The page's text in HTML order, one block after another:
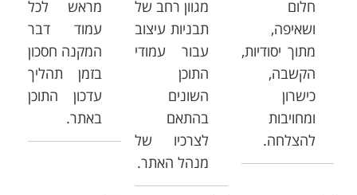
חלום
ושאיפה,
מתוך יסודיות,
הקשבה,
כישרון
ומחויבות
להצלחה.
מגוון רחב של
תבניות עיצוב
עבור עמודי
התוכן
השונים
בהתאם
לצרכיו של
מנהל האתר.
מראש לכל
עמוד דבר
המקנה חסכון
בזמן תהליך
עדכון התוכן
באתר.